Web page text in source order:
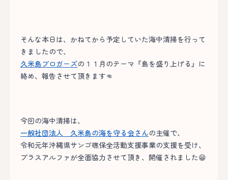
そんな本日は、かねてから予定していた海中清掃を行って
きましたので、
久米島ブロガーズの１１月のテーマ『島を盛り上げる』に
絡め、報告させて頂きます👊
今回の海中清掃は、
一般社団法人 久米島の海を守る会さんの主催で、
令和元年沖縄県サンゴ礁保全活動支援事業の支援を受け、
プラスアルファが全面協力させて頂き、開催されました😁